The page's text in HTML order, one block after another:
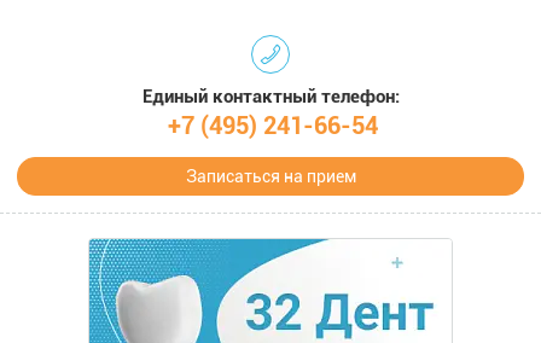
Единый контактный телефон:
+7 (495) 241-66-54
Записаться на прием